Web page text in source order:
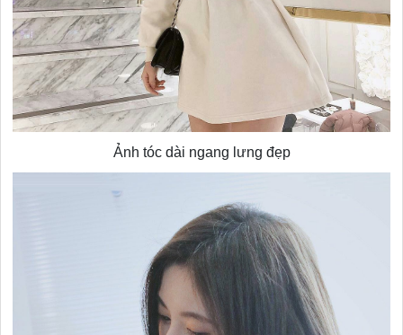
Ảnh tóc dài ngang lưng đẹp